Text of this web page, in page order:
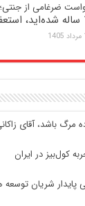
ضرغامی از جنتی؛
مرگ باشد، آقای
کول‌بیز در ایران
پایدار شریان